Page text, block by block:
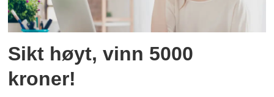
Sikt høyt, vinn 5000
kroner!